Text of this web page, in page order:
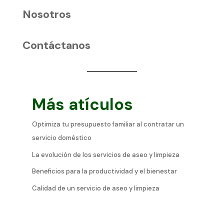
Nosotros
Contáctanos
Más atículos
Optimiza tu presupuesto familiar al contratar un
servicio doméstico
La evolución de los servicios de aseo y limpieza
Beneficios para la productividad y el bienestar
Calidad de un servicio de aseo y limpieza